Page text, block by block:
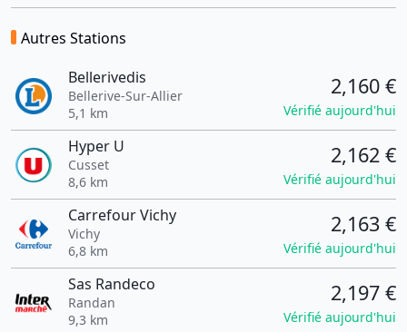
Autres Stations
Bellerivedis
Bellerive-Sur-Allier
5,1 km
2,160 €
Vérifié aujourd'hui
Hyper U
Cusset
8,6 km
2,162 €
Vérifié aujourd'hui
Carrefour Vichy
Vichy
6,8 km
2,163 €
Vérifié aujourd'hui
Sas Randeco
Randan
9,3 km
2,197 €
Vérifié aujourd'hui